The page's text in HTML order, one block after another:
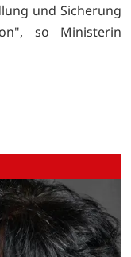
und Sicherung
so Ministerin